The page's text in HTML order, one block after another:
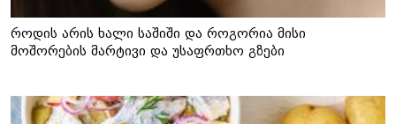
როდის არის ხალი საშიში და როგორია მისი
მოშორების მარტივი და უსაფრთხო გზები